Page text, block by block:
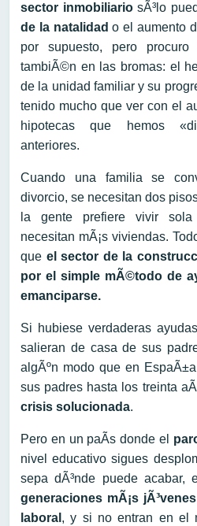
sector inmobiliariosÃ³lo
de la natalidad o el aumento
por supuesto, pero
tambiÃ©n en las bromas: el
de la unidad familiar y su
tenido mucho que ver con el
hipotecas que hemos
anteriores.
Cuando una familia se
divorcio, se necesitan dos
la gente prefiere vivir
necesitan mÃ¡s viviendas.
que el sector de la
por el simple mÃ©todo de
emanciparse.
Si hubiese verdaderas
salieran de casa de sus
algÃºn modo que en
sus padres hasta los treinta
crisis solucionada.
Pero en un paÃ­s donde el
nivel educativo sigues
sepa dÃ³nde puede acabar,
generaciones mÃ¡s
laboral , y si no entran en el